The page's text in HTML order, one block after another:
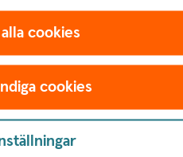
väl
bland
helhet ligger
cookies
cookies